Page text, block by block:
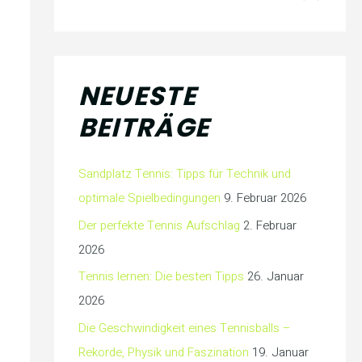
NEUESTE
BEITRÄGE
Sandplatz Tennis: Tipps für Technik und
optimale Spielbedingungen 9. Februar 2026
Der perfekte Tennis Aufschlag 2. Februar
2026
Tennis lernen: Die besten Tipps 26. Januar
2026
Die Geschwindigkeit eines Tennisballs –
Rekorde, Physik und Faszination 19. Januar